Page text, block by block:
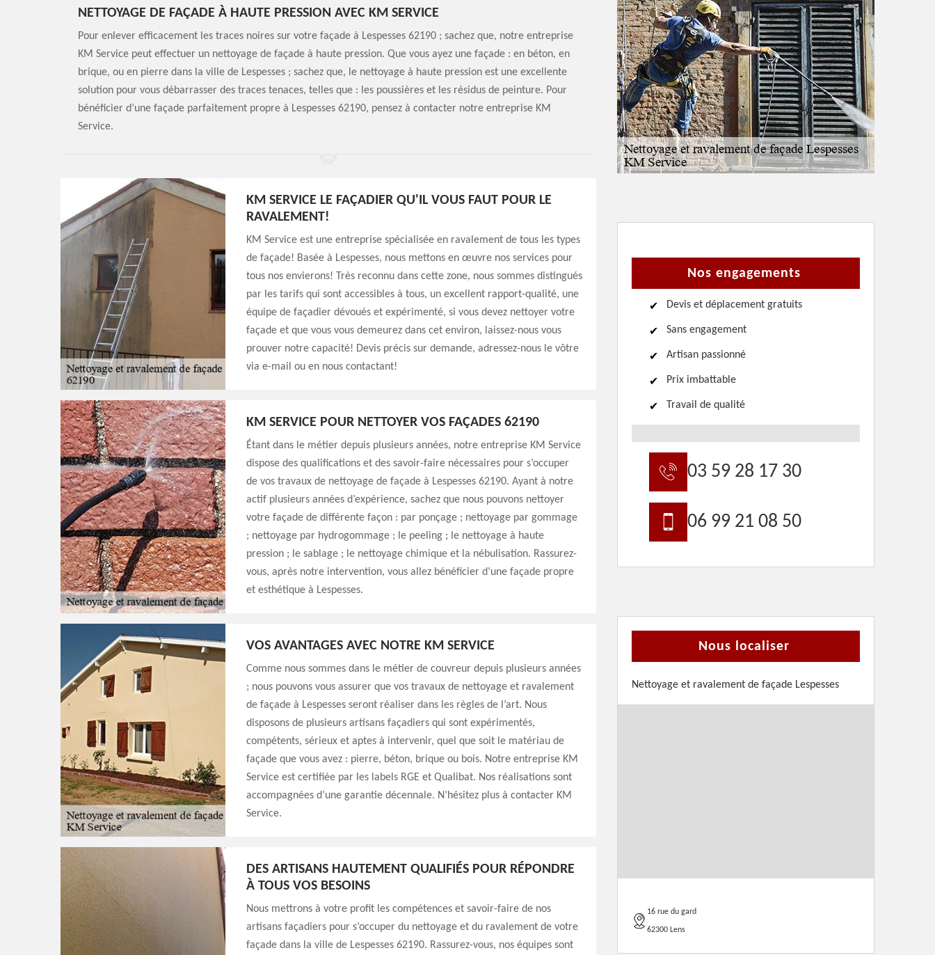
NETTOYAGE DE FAÇADE À HAUTE PRESSION AVEC KM SERVICE
Pour enlever efficacement les traces noires sur votre façade à Lespesses 62190 ; sachez que, notre entreprise
KM Service peut effectuer un nettoyage de façade à haute pression. Que vous ayez une façade : en béton, en
brique, ou en pierre dans la ville de Lespesses ; sachez que, le nettoyage à haute pression est une excellente
solution pour vous débarrasser des traces tenaces, telles que : les poussières et les résidus de peinture. Pour
bénéficier d’une façade parfaitement propre à Lespesses 62190, pensez à contacter notre entreprise KM
Service.
KM SERVICE LE FAÇADIER QU'IL VOUS FAUT POUR LE
RAVALEMENT!
KM Service est une entreprise spécialisée en ravalement de tous les types
de façade! Basée à Lespesses, nous mettons en œuvre nos services pour
tous nos envierons! Très reconnu dans cette zone, nous sommes distingués
par les tarifs qui sont accessibles à tous, un excellent rapport-qualité, une
équipe de façadier dévoués et expérimenté, si vous devez nettoyer votre
façade et que vous vous demeurez dans cet environ, laissez-nous vous
prouver notre capacité! Devis précis sur demande, adressez-nous le vôtre
via e-mail ou en nous contactant!
KM SERVICE POUR NETTOYER VOS FAÇADES 62190
Étant dans le métier depuis plusieurs années, notre entreprise KM Service
dispose des qualifications et des savoir-faire nécessaires pour s’occuper
de vos travaux de nettoyage de façade à Lespesses 62190. Ayant à notre
actif plusieurs années d’expérience, sachez que nous pouvons nettoyer
votre façade de différente façon : par ponçage ; nettoyage par gommage
; nettoyage par hydrogommage ; le peeling ; le nettoyage à haute
pression ; le sablage ; le nettoyage chimique et la nébulisation. Rassurez-
vous, après notre intervention, vous allez bénéficier d’une façade propre
et esthétique à Lespesses.
VOS AVANTAGES AVEC NOTRE KM SERVICE
Comme nous sommes dans le métier de couvreur depuis plusieurs années
; nous pouvons vous assurer que vos travaux de nettoyage et ravalement
de façade à Lespesses seront réaliser dans les règles de l’art. Nous
disposons de plusieurs artisans façadiers qui sont expérimentés,
compétents, sérieux et aptes à intervenir, quel que soit le matériau de
façade que vous avez : pierre, béton, brique ou bois. Notre entreprise KM
Service est certifiée par les labels RGE et Qualibat. Nos réalisations sont
accompagnées d’une garantie décennale. N’hésitez plus à contacter KM
Service.
DES ARTISANS HAUTEMENT QUALIFIÉS POUR RÉPONDRE
À TOUS VOS BESOINS
Nous mettrons à votre profit les compétences et savoir-faire de nos
artisans façadiers pour s’occuper du nettoyage et du ravalement de votre
façade dans la ville de Lespesses 62190. Rassurez-vous, nos équipes sont
Nos engagements
Devis et déplacement gratuits
Sans engagement
Artisan passionné
Prix imbattable
Travail de qualité
03 59 28 17 30
06 99 21 08 50
Nous localiser
Nettoyage et ravalement de façade Lespesses
16 rue du gard
62300 Lens